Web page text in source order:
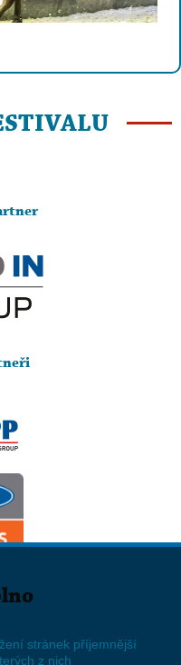
stránek příjemnější
z nich